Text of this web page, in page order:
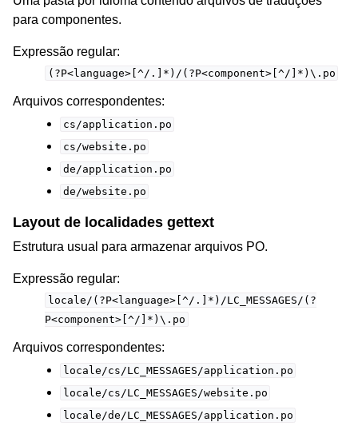
para componentes.
Expressão regular:
(?P<language>[^/.]*)/(?P<component>[^/]*)\.po
Arquivos correspondentes:
cs/application.po
cs/website.po
de/application.po
de/website.po
Layout de localidades gettext
Estrutura usual para armazenar arquivos PO.
Expressão regular:
locale/(?P<language>[^/.]*)/LC_MESSAGES/(?
P<component>[^/]*)\.po
Arquivos correspondentes:
locale/cs/LC_MESSAGES/application.po
locale/cs/LC_MESSAGES/website.po
locale/de/LC_MESSAGES/application.po